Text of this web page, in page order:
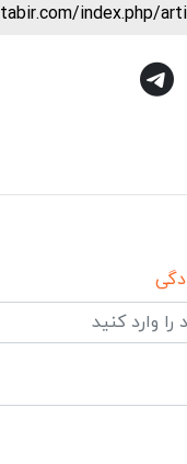
index.php/